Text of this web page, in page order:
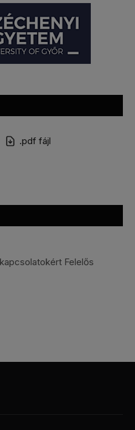
.pdf fájl
Felelős